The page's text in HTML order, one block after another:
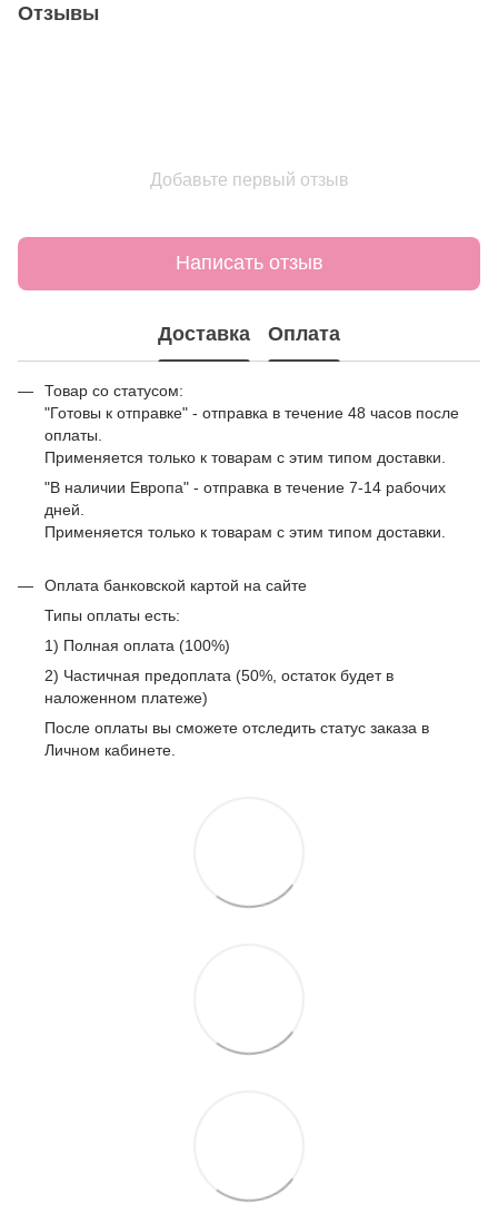
Отзывы
Добавьте первый отзыв
Написать отзыв
Доставка Оплата
Товар со статусом:
"Готовы к отправке" - отправка в течение 48 часов после
оплаты.
Применяется только к товарам с этим типом доставки.
"В наличии Европа" - отправка в течение 7-14 рабочих
дней.
Применяется только к товарам с этим типом доставки.
Оплата банковской картой на сайте
Типы оплаты есть:
1) Полная оплата (100%)
2) Частичная предоплата (50%, остаток будет в
наложенном платеже)
После оплаты вы сможете отследить статус заказа в
Личном кабинете.